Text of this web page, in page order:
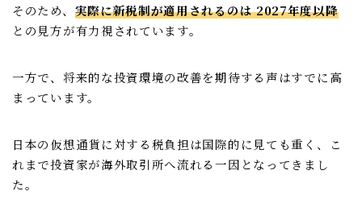
そのため、 実際に新税制が適用されるのは 2027年度以降
との見方が有力視されています。
一方で、将来的な投資環境の改善を期待する声はすでに高
まっています。
日本の仮想通貨に対する税負担は国際的に見ても重く、こ
れまで投資家が海外取引所へ流れる一因となってきまし
た。